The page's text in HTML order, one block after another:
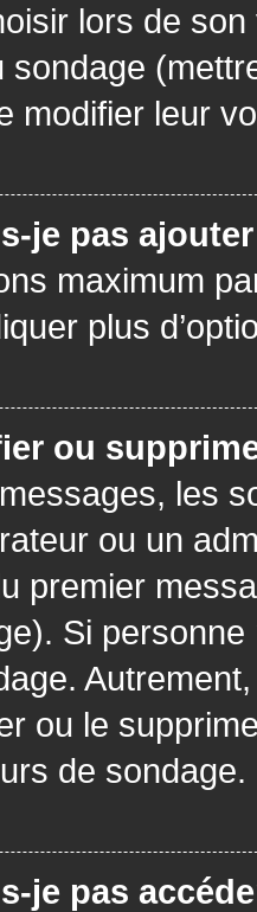
lors de
sondage
modifier leur
je pas
maximum
plus
ou
les
ou un
premier
Si personne
ou le
de sondage.
je pas